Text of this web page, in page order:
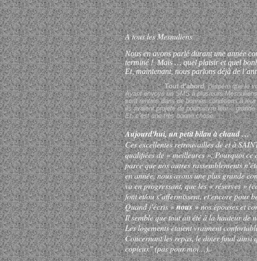
A tous les Mesnuliens
Nous en avons parlé durant une année
terminé ! Mais … quel plaisir et quel
Et, maintenant, nous parlons déjà de
Tout d’abord, j’espère que le
Ayant envoyé un SMS à plusieurs
sont rentrés dans de bonnes conditions à
ils avaient projeté de poursuivre leur «
Et, c’est une très bonne chose.
Aujourd'hui, un petit bilan à chaud …
Ces excellentes retrouvailles de et à
qualifiées de « meilleures ». Pourquoi
parce que nos autres rassemblements
en année, nous avons une plus grande
va en progressant, que les « réserves »
font et/ou s’affermissent, et encore pour
Quand j’écris «nous »nos épouses et
Il semble que tout ait été à la hauteur de
Les logements étaient vraiment
Concernant les repas, le diner final ainsi
copieux"(pas pour moi…).